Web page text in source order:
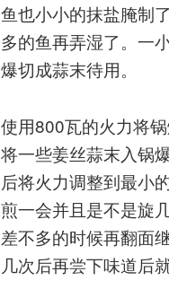
鱼也小小的抹盐腌制
多的鱼再弄湿了。一
爆切成蒜末待用。
使用800瓦的火力将
将一些姜丝蒜末入锅
后将火力调整到最小
煎一会并且是不是旋
差不多的时候再翻面
几次后再尝下味道后